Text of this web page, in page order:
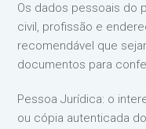
Os dados pessoais do
civil, profissão e
recomendável que
documentos para
Pessoa Jurídica: o
ou cópia autenticada